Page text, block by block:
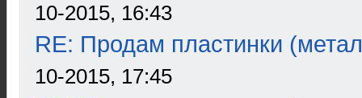
10-2015, 16:43
RE: Продам пластинки
10-2015, 17:45